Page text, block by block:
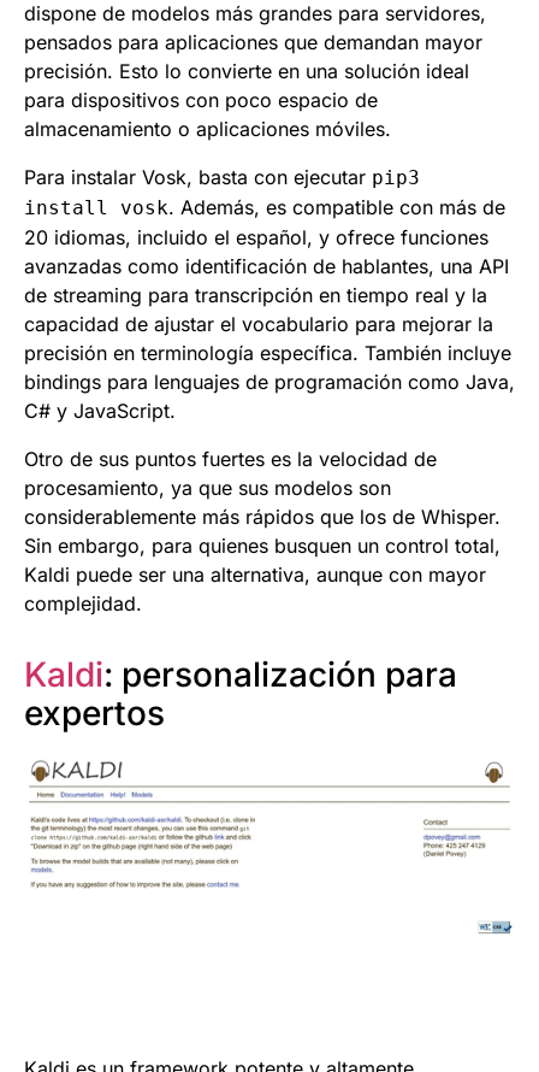
dispone de modelos más grandes para servidores,
pensados para aplicaciones que demandan mayor
precisión. Esto lo convierte en una solución ideal
para dispositivos con poco espacio de
almacenamiento o aplicaciones móviles.
Para instalar Vosk, basta con ejecutar pip3
install vosk. Además, es compatible con más de
20 idiomas, incluido el español, y ofrece funciones
avanzadas como identificación de hablantes, una API
de streaming para transcripción en tiempo real y la
capacidad de ajustar el vocabulario para mejorar la
precisión en terminología específica. También incluye
bindings para lenguajes de programación como Java,
C# y JavaScript.
Otro de sus puntos fuertes es la velocidad de
procesamiento, ya que sus modelos son
considerablemente más rápidos que los de Whisper.
Sin embargo, para quienes busquen un control total,
Kaldi puede ser una alternativa, aunque con mayor
complejidad.
Kaldi: personalización para
expertos